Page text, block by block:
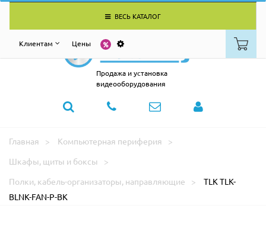
ВЕСЬ КАТАЛОГ
Клиентам Цены
Продажа и установка
видеооборудования
Главная
Компьютерная периферия
Шкафы, щиты и боксы
Полки, кабель-организаторы, направляющие
TLK TLK-
BLNK-FAN-P-BK